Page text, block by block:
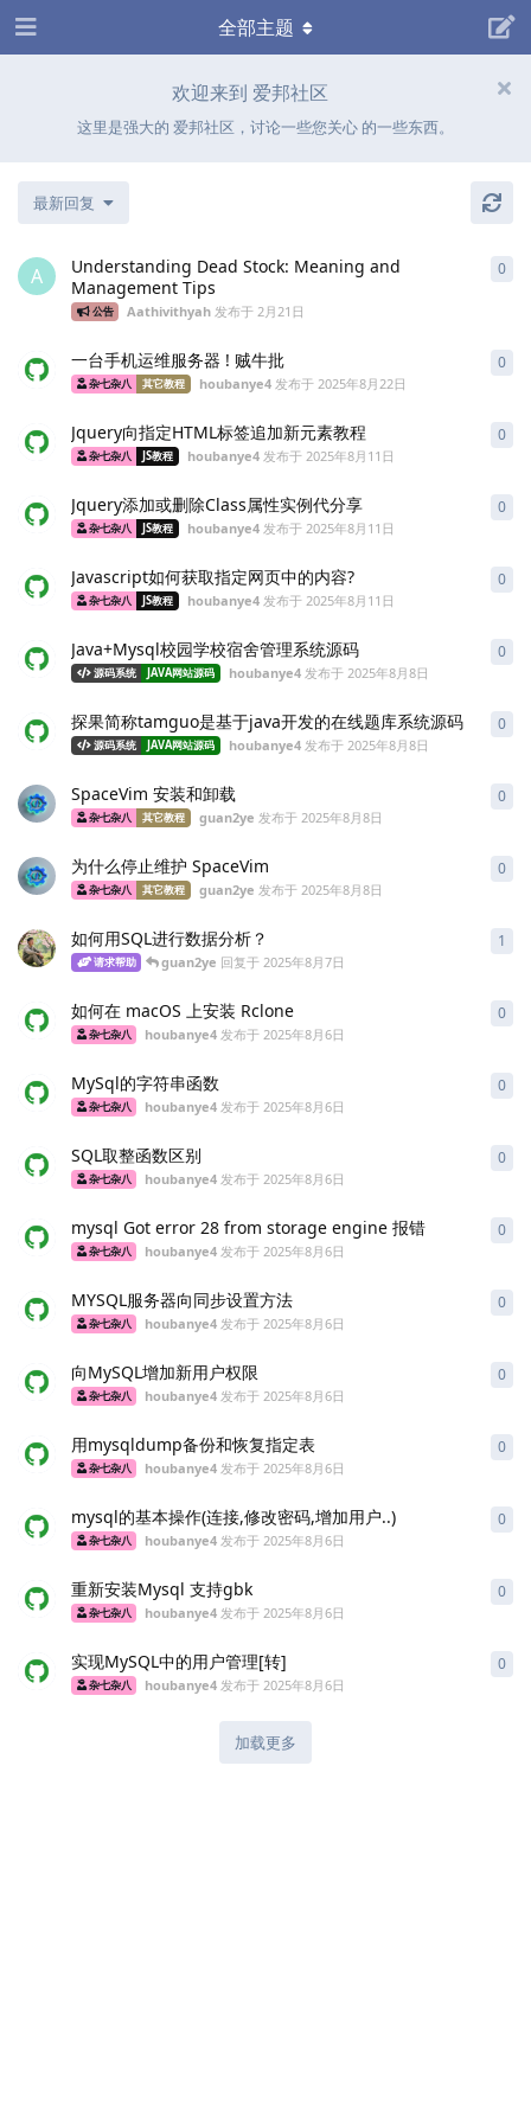
欢迎来到 爱邦社区
这里是强大的 爱邦社区，讨论一些您关心 的一些东西。
全部主题
最新回复
A
Understanding Dead Stock: Meaning and
Management Tips
公告 Aathivithyah 发布于2月21日
0
一台手机运维服务器 ! 贼牛批
杂七杂八 其它教程 houbanye4发布于 2025年8月22日
0
Jquery向指定HTML标签追加新元素教程
杂七杂八 JS教程 houbanye4发布于 2025年8月11日
0
Jquery添加或删除Class属性实例代分享
杂七杂八 JS教程 houbanye4发布于 2025年8月11日
0
Javascript如何获取指定网页中的内容?
杂七杂八 JS教程 houbanye4发布于 2025年8月11日
0
Java+Mysql校园学校宿舍管理系统源码
源码系统 JAVA网站源码 houbanye4发布于 2025年8月8日
0
探果简称tamguo是基于java开发的在线题库系统源码
源码系统 JAVA网站源码 houbanye4发布于 2025年8月8日
0
SpaceVim 安装和卸载
杂七杂八 其它教程 guan2ye 发布于 2025年8月8日
0
为什么停止维护 SpaceVim
杂七杂八 其它教程 guan2ye 发布于 2025年8月8日
0
如何用SQL进行数据分析？
请求帮助 guan2ye 回复于2025年8月7日
1
如何在 macOS 上安装 Rclone
杂七杂八 houbanye4 发布于2025年8月6日
0
MySql的字符串函数
杂七杂八 houbanye4 发布于2025年8月6日
0
SQL取整函数区别
杂七杂八 houbanye4 发布于2025年8月6日
0
mysql Got error 28 from storage engine 报错
杂七杂八 houbanye4 发布于2025年8月6日
0
MYSQL服务器向同步设置方法
杂七杂八 houbanye4 发布于2025年8月6日
0
向MySQL增加新用户权限
杂七杂八 houbanye4 发布于2025年8月6日
0
用mysqldump备份和恢复指定表
杂七杂八 houbanye4 发布于2025年8月6日
0
mysql的基本操作(连接,修改密码,增加用户..)
杂七杂八 houbanye4 发布于2025年8月6日
0
重新安装Mysql 支持gbk
杂七杂八 houbanye4 发布于2025年8月6日
0
实现MySQL中的用户管理[转]
杂七杂八 houbanye4 发布于2025年8月6日
0
加载更多